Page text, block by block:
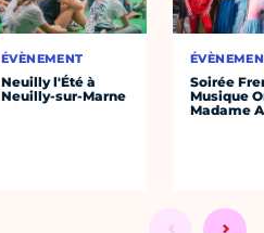
ÉVÈNEMENT
Neuilly l'Été à
Neuilly-sur-Marne
Soirée
Musique
Madame